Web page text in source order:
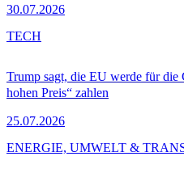
30.07.2026
Trump sagt, die EU werde für die
hohen Preis“ zahlen
25.07.2026
TECH
ENERGIE, UMWELT &